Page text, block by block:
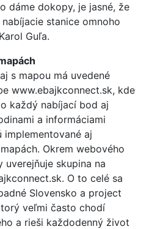
dáme dokopy, je jasné, že
stanice omnoho
Guľa.
s mapou má uvedené
www.ebajkconnect.sk, kde
každý nabíjací bod aj
a informáciami
implementované aj
Okrem webového
skupina na
O to celé sa
Slovensko a project
veľmi často chodí
a rieši každodenný život